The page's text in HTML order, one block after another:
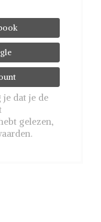
dat je de
gelezen,